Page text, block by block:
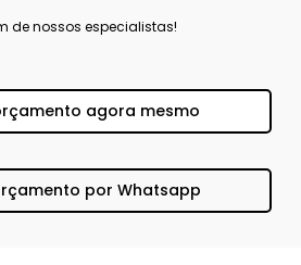
de nossos especialistas!
agora mesmo
por Whatsapp